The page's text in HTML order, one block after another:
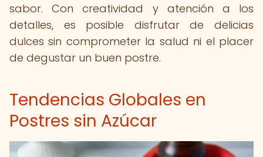
sabor. Con creatividad y atención a los
detalles, es posible disfrutar de delicias
dulces sin comprometer la salud ni el placer
de degustar un buen postre.
Tendencias Globales en
Postres sin Azúcar